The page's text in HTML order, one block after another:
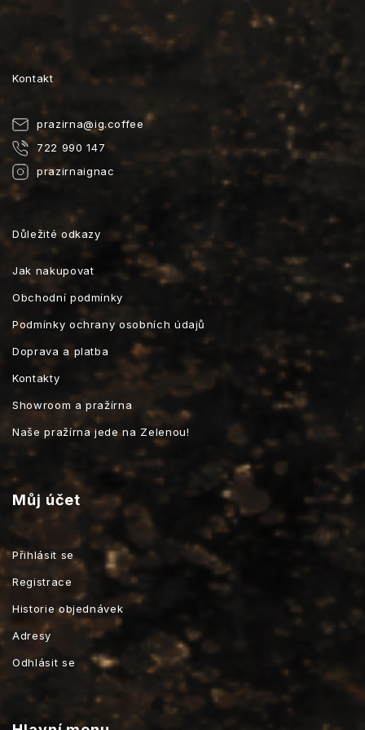
Kontakt
prazirna@ig.coffee
722 990 147
prazirnaignac
Důležité odkazy
Jak nakupovat
Obchodní podmínky
Podmínky ochrany osobních údajů
Doprava a platba
Kontakty
Showroom a pražírna
Naše pražírna jede na Zelenou!
Můj účet
Přihlásit se
Registrace
Historie objednávek
Adresy
Odhlásit se